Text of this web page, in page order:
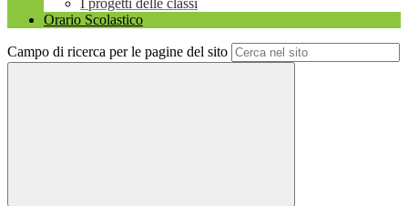
I progetti delle classi
Orario Scolastico
Campo di ricerca per le pagine del sito